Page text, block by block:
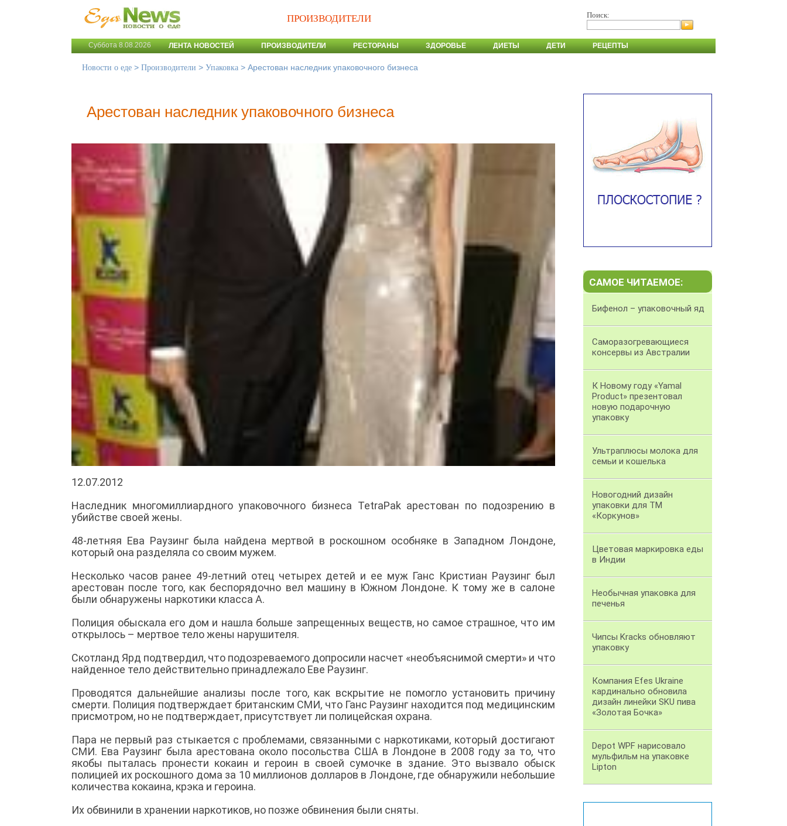
ПРОИЗВОДИТЕЛИ Поиск:
Суббота 8.08.2026 ЛЕНТА НОВОСТЕЙ ПРОИЗВОДИТЕЛИ РЕСТОРАНЫ ЗДОРОВЬЕ ДИЕТЫ ДЕТИ РЕЦЕПТЫ
Новости о еде > Производители > Упаковка > Арестован наследник упаковочного бизнеса
Арестован наследник упаковочного бизнеса
12.07.2012
Наследник многомиллиардного упаковочного бизнеса TetraPak арестован по подозрению в
убийстве своей жены.
48-летняя Ева Раузинг была найдена мертвой в роскошном особняке в Западном Лондоне,
который она разделяла со своим мужем.
Несколько часов ранее 49-летний отец четырех детей и ее муж Ганс Кристиан Раузинг был
арестован после того, как беспорядочно вел машину в Южном Лондоне. К тому же в салоне
были обнаружены наркотики класса А.
Полиция обыскала его дом и нашла больше запрещенных веществ, но самое страшное, что им
открылось – мертвое тело жены нарушителя.
Скотланд Ярд подтвердил, что подозреваемого допросили насчет «необъяснимой смерти» и что
найденное тело действительно принадлежало Еве Раузинг.
Проводятся дальнейшие анализы после того, как вскрытие не помогло установить причину
смерти. Полиция подтверждает британским СМИ, что Ганс Раузинг находится под медицинским
присмотром, но не подтверждает, присутствует ли полицейская охрана.
Пара не первый раз стыкается с проблемами, связанными с наркотиками, который достигают
СМИ. Ева Раузинг была арестована около посольства США в Лондоне в 2008 году за то, что
якобы пыталась пронести кокаин и героин в своей сумочке в здание. Это вызвало обыск
полицией их роскошного дома за 10 миллионов долларов в Лондоне, где обнаружили небольшие
количества кокаина, крэка и героина.
Их обвинили в хранении наркотиков, но позже обвинения были сняты.
САМОЕ ЧИТАЕМОЕ:
Бифенол – упаковочный яд
Саморазогревающиеся
консервы из Австралии
К Новому году «Yamal
Product» презентовал
новую подарочную
упаковку
Ультраплюсы молока для
семьи и кошелька
Новогодний дизайн
упаковки для ТМ
«Коркунов»
Цветовая маркировка еды
в Индии
Необычная упаковка для
печенья
Чипсы Kracks обновляют
упаковку
Компания Efes Ukraine
кардинально обновила
дизайн линейки SKU пива
«Золотая Бочка»
Depot WPF нарисовало
мульфильм на упаковке
Lipton